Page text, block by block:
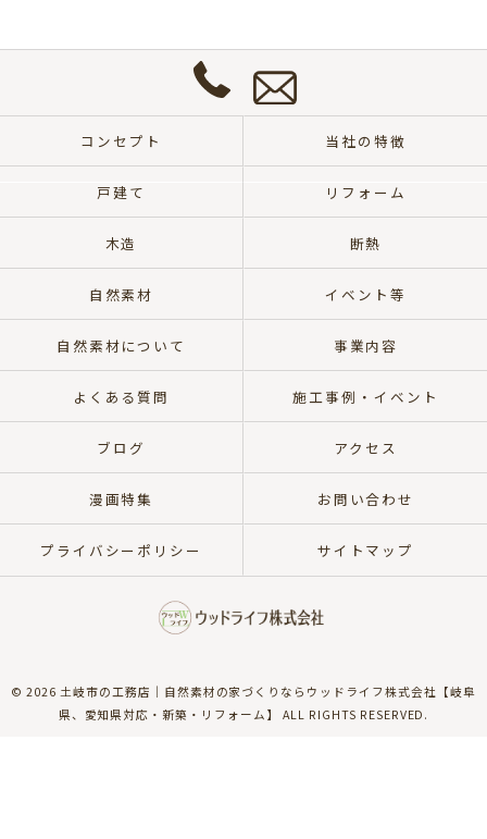
0572-
8700
合
わ
せ
は
ち
コンセプト 当社の特徴
戸建て リフォーム
木造 断熱
自然素材 イベント等
自然素材について 事業内容
よくある質問 施工事例・イベント
ブログ アクセス
漫画特集 お問い合わせ
プライバシーポリシー サイトマップ
© 2026 土岐市の工務店｜自然素材の家づくりならウッドライフ株式会社【岐阜
県、愛知県対応・新築・リフォーム】 ALL RIGHTS RESERVED.